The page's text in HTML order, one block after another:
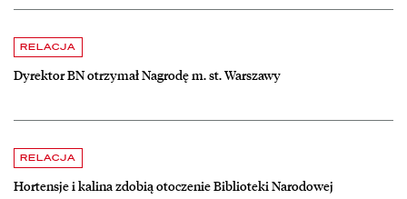
RELACJA
Dyrektor BN otrzymał Nagrodę m. st. Warszawy
czytaj więcej o Dyrektor BN otrzymał Nagrodę m. st. Warszawy
RELACJA
Hortensje i kalina zdobią otoczenie Biblioteki Narodowej
czytaj więcej o Hortensje i kalina zdobią otoczenie Biblioteki